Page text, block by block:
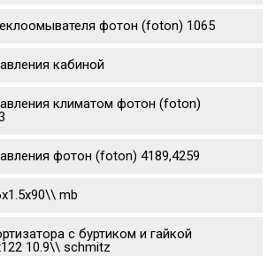
фотон (foton) 1065
кабиной
климатом фотон (foton)
фотон (foton) 4189,4259
mb
с буртиком и гайкой
10.9\\ sсhmitz